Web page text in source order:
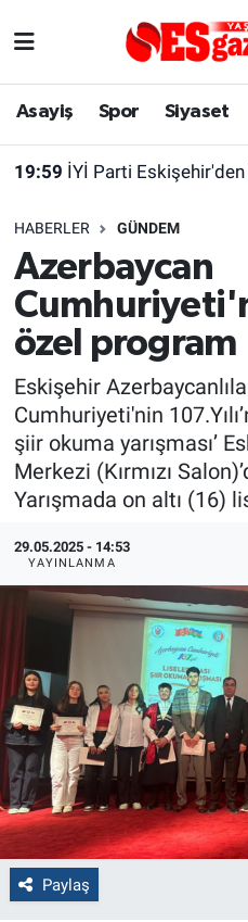
Asayiş Spor Siyaset
19:59 İYİ Parti
HABERLER GÜNDEM
Azerbaycan
özel program
Eskişehir
Cumhuriyeti'nin
şiir okuma yarışması’
Merkezi (Kırmızı
Yarışmada on altı (16)
29.05.2025 - 14:53
YAYINLANMA
Paylaş
Asayiş
Gündem
Türkiye
Dünya
Sağlık
Alış-Veriş/İş dünyası
Yaşam
Eskişehirspor Arşivi
Eskişehir Arşivi
Röportaj
Ekonomi
Kültür Sanat
Bilecik
Kütahya
Gezi
Genel
Çevre
Yerel
Eskişehir Nöbetçi
Süper Lig Puan
Tüm Manşetler
Son Dakika Haberleri
Haber Arşivi